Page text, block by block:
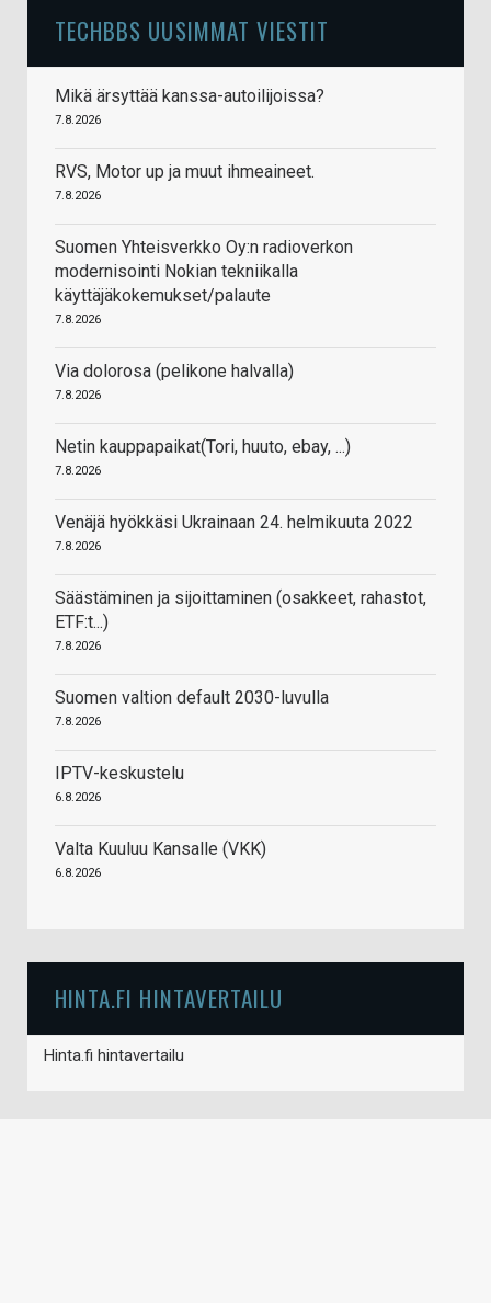
TECHBBS UUSIMMAT VIESTIT
Mikä ärsyttää kanssa-autoilijoissa?
7.8.2026
RVS, Motor up ja muut ihmeaineet.
7.8.2026
Suomen Yhteisverkko Oy:n radioverkon
modernisointi Nokian tekniikalla
käyttäjäkokemukset/palaute
7.8.2026
Via dolorosa (pelikone halvalla)
7.8.2026
Netin kauppapaikat(Tori, huuto, ebay, ...)
7.8.2026
Venäjä hyökkäsi Ukrainaan 24. helmikuuta 2022
7.8.2026
Säästäminen ja sijoittaminen (osakkeet, rahastot,
ETF:t...)
7.8.2026
Suomen valtion default 2030-luvulla
7.8.2026
IPTV-keskustelu
6.8.2026
Valta Kuuluu Kansalle (VKK)
6.8.2026
HINTA.FI HINTAVERTAILU
Hinta.fi hintavertailu